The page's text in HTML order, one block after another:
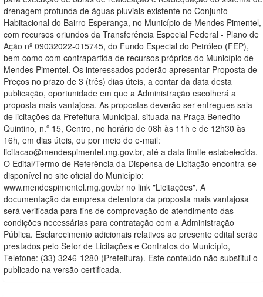
drenagem profunda de águas pluviais existente no Conjunto
Habitacional do Bairro Esperança, no Município de Mendes Pimentel,
com recursos oriundos da Transferência Especial Federal - Plano de
Ação nº 09032022-015745, do Fundo Especial do Petróleo (FEP),
bem como com contrapartida de recursos próprios do Município de
Mendes Pimentel. Os interessados poderão apresentar Proposta de
Preços no prazo de 3 (três) dias úteis, a contar da data desta
publicação, oportunidade em que a Administração escolherá a
proposta mais vantajosa. As propostas deverão ser entregues sala
de licitações da Prefeitura Municipal, situada na Praça Benedito
Quintino, n.º 15, Centro, no horário de 08h às 11h e de 12h30 às
16h, em dias úteis, ou por meio do e-mail:
licitacao@mendespimentel.mg.gov.br, até a data limite estabelecida.
O Edital/Termo de Referência da Dispensa de Licitação encontra-se
disponível no site oficial do Município:
www.mendespimentel.mg.gov.br no link "Licitações". A
documentação da empresa detentora da proposta mais vantajosa
será verificada para fins de comprovação do atendimento das
condições necessárias para contratação com a Administração
Pública. Esclarecimento adicionais relativos ao presente edital serão
prestados pelo Setor de Licitações e Contratos do Município,
Telefone: (33) 3246-1280 (Prefeitura). Este conteúdo não substitui o
publicado na versão certificada.